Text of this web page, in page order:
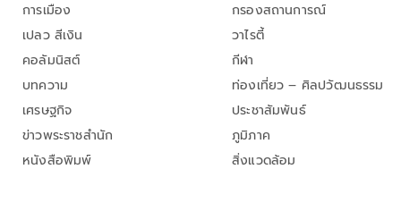
การเมือง
เปลว สีเงิน
คอลัมนิสต์
บทความ
เศรษฐกิจ
ข่าวพระราชสำนัก
หนังสือพิมพ์
กรองสถานการณ์
วาไรตี้
กีฬา
ท่องเที่ยว – ศิลปวัฒนธรรม
ประชาสัมพันธ์
ภูมิภาค
สิ่งแวดล้อม